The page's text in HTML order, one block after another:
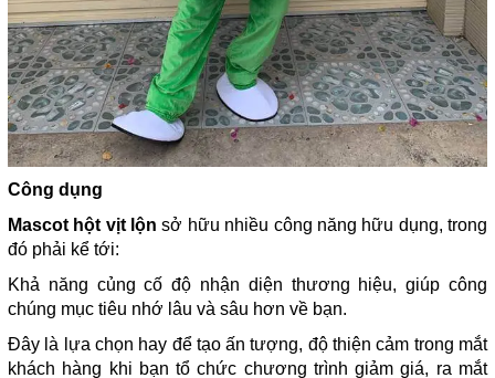
Công dụng
Mascot hột vịt lộn sở hữu nhiều công năng hữu dụng, trong
đó phải kể tới:
Khả năng củng cố độ nhận diện thương hiệu, giúp công
chúng mục tiêu nhớ lâu và sâu hơn về bạn.
Đây là lựa chọn hay để tạo ấn tượng, độ thiện cảm trong mắt
khách hàng khi bạn tổ chức chương trình giảm giá, ra mắt